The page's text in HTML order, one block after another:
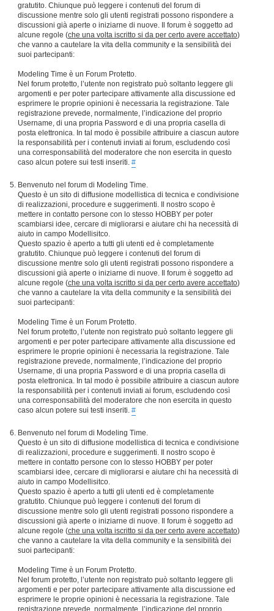
gratutito. Chiunque può leggere i contenuti del forum di
discussione mentre solo gli utenti registrati possono rispondere a
discussioni già aperte o iniziarne di nuove. Il forum è soggetto ad
alcune regole (che una volta iscritto si da per certo avere accettato)
che vanno a cautelare la vita della community e la sensibilità dei
suoi partecipanti:
Modeling Time è un Forum Protetto.
Nel forum protetto, l’utente non registrato può soltanto leggere gli
argomenti e per poter partecipare attivamente alla discussione ed
esprimere le proprie opinioni è necessaria la registrazione. Tale
registrazione prevede, normalmente, l’indicazione del proprio
Username, di una propria Password e di una propria casella di
posta elettronica. In tal modo è possibile attribuire a ciascun autore
la responsabilità per i contenuti inviati ai forum, escludendo così
una corresponsabilità del moderatore che non esercita in questo
caso alcun potere sui testi inseriti. #
Benvenuto nel forum di Modeling Time.
Questo è un sito di diffusione modellistica di tecnica e condivisione
di realizzazioni, procedure e suggerimenti. Il nostro scopo è
mettere in contatto persone con lo stesso HOBBY per poter
scambiarsi idee, cercare di migliorarsi e aiutare chi ha necessità di
aiuto in campo Modellisitco.
Questo spazio è aperto a tutti gli utenti ed è completamente
gratutito. Chiunque può leggere i contenuti del forum di
discussione mentre solo gli utenti registrati possono rispondere a
discussioni già aperte o iniziarne di nuove. Il forum è soggetto ad
alcune regole (che una volta iscritto si da per certo avere accettato)
che vanno a cautelare la vita della community e la sensibilità dei
suoi partecipanti:
Modeling Time è un Forum Protetto.
Nel forum protetto, l’utente non registrato può soltanto leggere gli
argomenti e per poter partecipare attivamente alla discussione ed
esprimere le proprie opinioni è necessaria la registrazione. Tale
registrazione prevede, normalmente, l’indicazione del proprio
Username, di una propria Password e di una propria casella di
posta elettronica. In tal modo è possibile attribuire a ciascun autore
la responsabilità per i contenuti inviati ai forum, escludendo così
una corresponsabilità del moderatore che non esercita in questo
caso alcun potere sui testi inseriti. #
Benvenuto nel forum di Modeling Time.
Questo è un sito di diffusione modellistica di tecnica e condivisione
di realizzazioni, procedure e suggerimenti. Il nostro scopo è
mettere in contatto persone con lo stesso HOBBY per poter
scambiarsi idee, cercare di migliorarsi e aiutare chi ha necessità di
aiuto in campo Modellisitco.
Questo spazio è aperto a tutti gli utenti ed è completamente
gratutito. Chiunque può leggere i contenuti del forum di
discussione mentre solo gli utenti registrati possono rispondere a
discussioni già aperte o iniziarne di nuove. Il forum è soggetto ad
alcune regole (che una volta iscritto si da per certo avere accettato)
che vanno a cautelare la vita della community e la sensibilità dei
suoi partecipanti:
Modeling Time è un Forum Protetto.
Nel forum protetto, l’utente non registrato può soltanto leggere gli
argomenti e per poter partecipare attivamente alla discussione ed
esprimere le proprie opinioni è necessaria la registrazione. Tale
registrazione prevede, normalmente, l’indicazione del proprio